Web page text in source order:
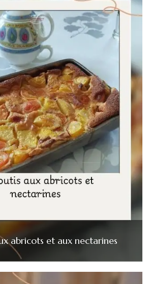
abricots et aux nectarines